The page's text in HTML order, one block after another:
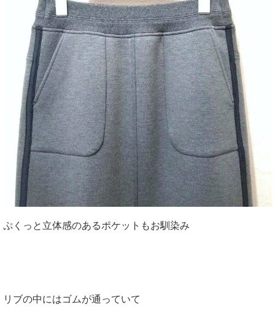
ぷくっと立体感のあるポケットもお馴染み
リブの中にはゴムが通っていて